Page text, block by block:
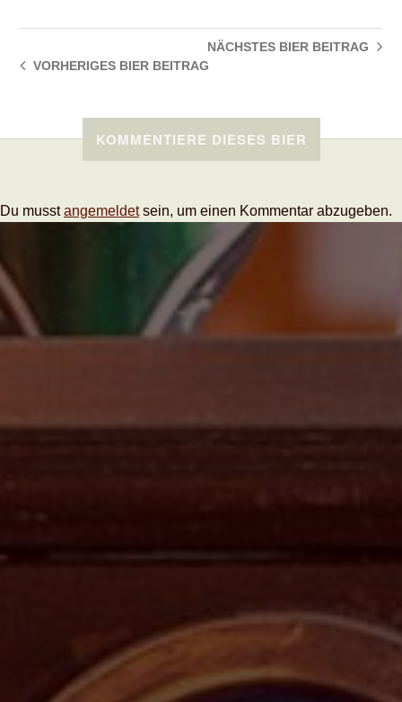
NÄCHSTES BIERBEITRAG
VORHERIGES BIER BEITRAG
KOMMENTIERE DIESES BIER
Du musstangemeldetsein, um einen Kommentar abzugeben.